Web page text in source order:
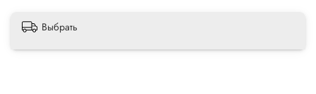
Выбрать